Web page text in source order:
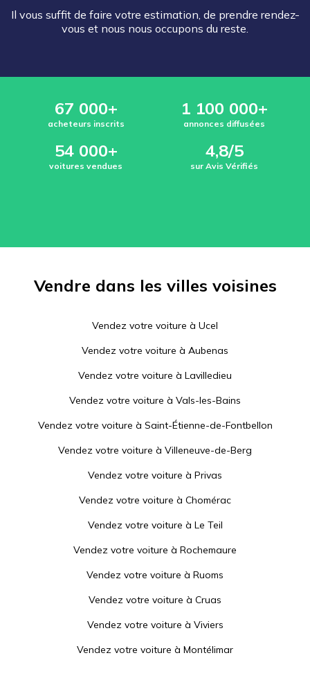
Il vous suffit de faire votre estimation, de prendre rendez-
vous et nous nous occupons du reste.
67 000+
acheteurs inscrits
1 100 000+
annonces diffusées
54 000+
voitures vendues
4,8/5
sur Avis Vérifiés
Vendre dans les villes voisines
Vendez votre voiture à Ucel
Vendez votre voiture à Aubenas
Vendez votre voiture à Lavilledieu
Vendez votre voiture à Vals-les-Bains
Vendez votre voiture à Saint-Étienne-de-Fontbellon
Vendez votre voiture à Villeneuve-de-Berg
Vendez votre voiture à Privas
Vendez votre voiture à Chomérac
Vendez votre voiture à Le Teil
Vendez votre voiture à Rochemaure
Vendez votre voiture à Ruoms
Vendez votre voiture à Cruas
Vendez votre voiture à Viviers
Vendez votre voiture à Montélimar